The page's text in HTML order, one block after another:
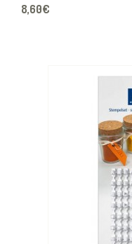
8,60€